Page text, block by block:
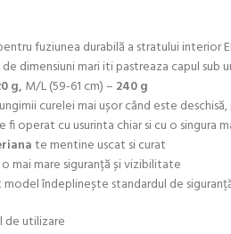
fuziunea durabilă a stratului interior
dimensiuni mari iti pastreaza capul sub
g, M/L (59-61 cm) – 240 g
curelei mai ușor când este
operat cu usurinta chiar si cu o singura
te mentine uscat si curat
mai mare siguranță și vizibilitate
model îndeplinește standardul de
de utilizare